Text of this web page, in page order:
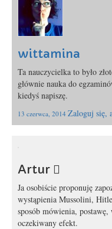
wittamina
Ta nauczycielka to było
głównie nauka do
kiedyś napiszę.
13 czerwca, 2014 Zaloguj się,
Artur 
Ja osobiście proponuję
wystąpienia Mussolini,
sposób mówienia,
oczekiwany efekt.